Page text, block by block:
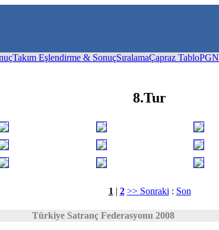
Takım Eşlendirme & SonuçSıralamaÇapraz TabloPGN
8.Tur
1 | 2 >> Sonraki : Son
Türkiye Satranç Federasyonu 2008